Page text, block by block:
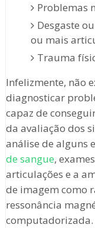
Problemas
Desgaste
ou mais
Trauma
Infelizmente, não
diagnosticar
capaz de
da avaliação dos
análise de alguns
de sangue,
articulações e a
de imagem como
ressonância
computadorizada.